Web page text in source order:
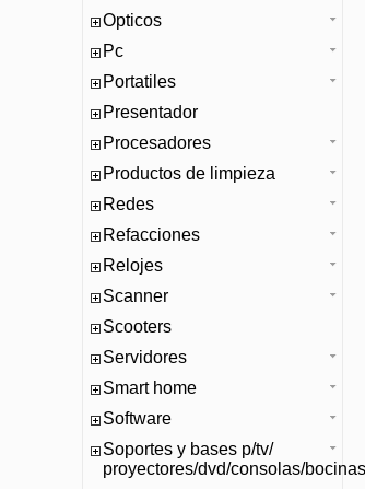
Opticos
Pc
Portatiles
Presentador
Procesadores
Productos de limpieza
Redes
Refacciones
Relojes
Scanner
Scooters
Servidores
Smart home
Software
Soportes y bases p/tv/
proyectores/dvd/consolas/